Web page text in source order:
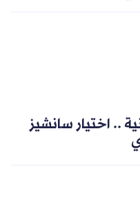
.. اختيار سانشيز